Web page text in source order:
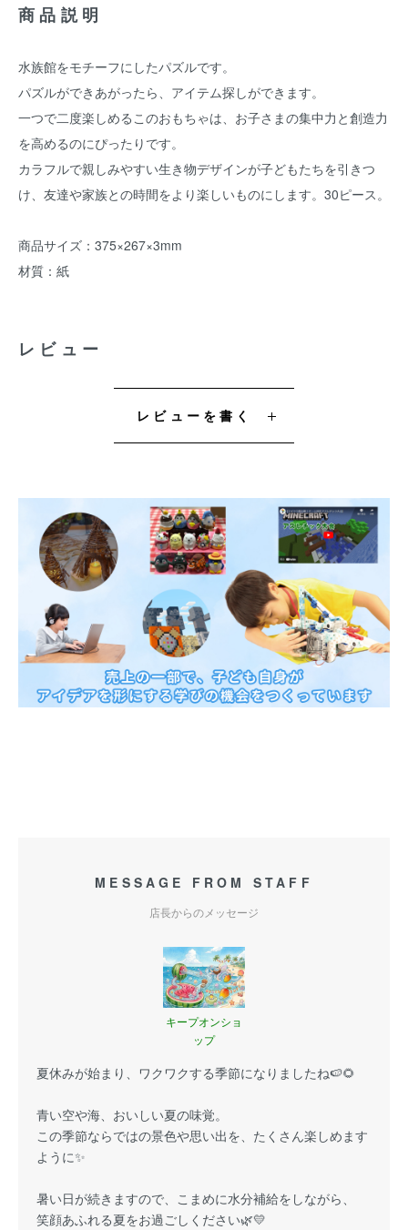
商品説明
水族館をモチーフにしたパズルです。
パズルができあがったら、アイテム探しができます。
一つで二度楽しめるこのおもちゃは、お子さまの集中力と創造力
を高めるのにぴったりです。
カラフルで親しみやすい生き物デザインが子どもたちを引きつ
け、友達や家族との時間をより楽しいものにします。30ピース。
商品サイズ：375×267×3mm
材質：紙
レビュー
レビューを書く
MESSAGE FROM STAFF
店長からのメッセージ
キープオンショ
ップ
夏休みが始まり、ワクワクする季節になりましたね🍉🌻
青い空や海、おいしい夏の味覚。
この季節ならではの景色や思い出を、たくさん楽しめます
ように✨
暑い日が続きますので、こまめに水分補給をしながら、
笑顔あふれる夏をお過ごしください🌿💛